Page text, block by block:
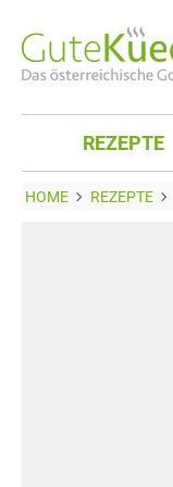
REZEPTE
HOME REZEPTE